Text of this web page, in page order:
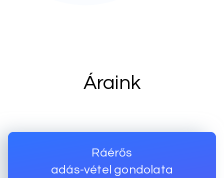
Áraink
Ráérős
adás-vétel gondolata